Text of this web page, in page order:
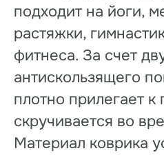
подходит на йоги,
растяжки,
фитнеса. За счет
антискользящего
плотно прилегает к
скручивается во
Материал коврика